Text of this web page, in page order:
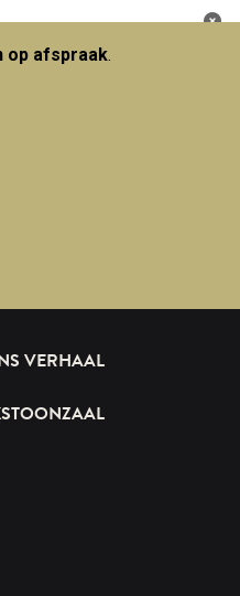
op afspraak.
VERHAAL